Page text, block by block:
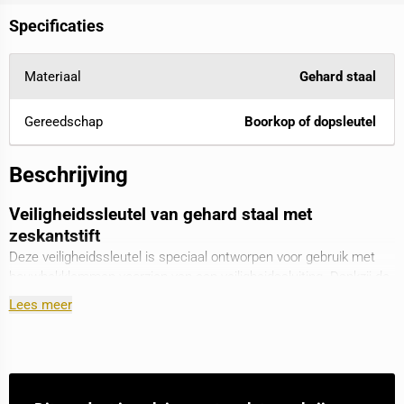
Specificaties
Materiaal Gehard staal
Gereedschap Boorkop of dopsleutel
Beschrijving
Veiligheidssleutel van gehard staal met
zeskantstift
Deze veiligheidssleutel is speciaal ontworpen voor gebruik met
bouwhekklemmen voorzien van een veiligheidssluiting. Dankzij de
zeskantstift is de sleutel eenvoudig vast te klemmen in een
boorkop of dopsleutel, waardoor je snel en efficiënt bouwhekken
Bekijkhierons volledige assortiment bouwhekken, hekpoorten en
Lees meer